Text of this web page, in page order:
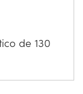
de 130